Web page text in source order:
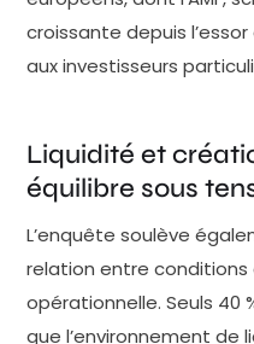
croissante depuis
aux investisseurs
Liquidité et
équilibre sous
L’enquête soulève
relation entre
opérationnelle. Seuls
que l’environnement